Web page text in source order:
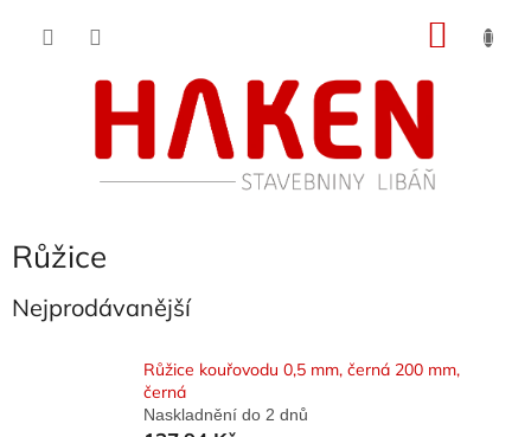
Růžice
Nejprodávanější
Růžice kouřovodu 0,5 mm, černá 200 mm,
černá
Naskladnění do 2 dnů